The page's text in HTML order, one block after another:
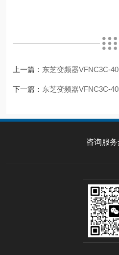
上一篇： 东芝变频器VFNC3C-
下一篇： 东芝变频器VFNC3C-
咨询服